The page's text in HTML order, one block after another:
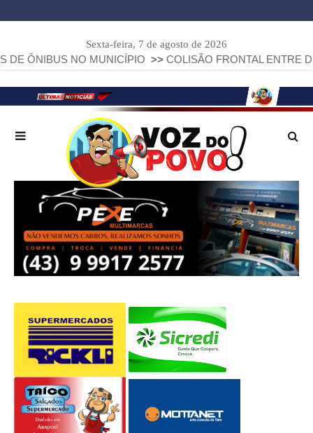
Sexta-feira, 7 de agosto de 2026
NO MUNICÍPIO >> COLISÃO FRONTAL ENTRE DUAS